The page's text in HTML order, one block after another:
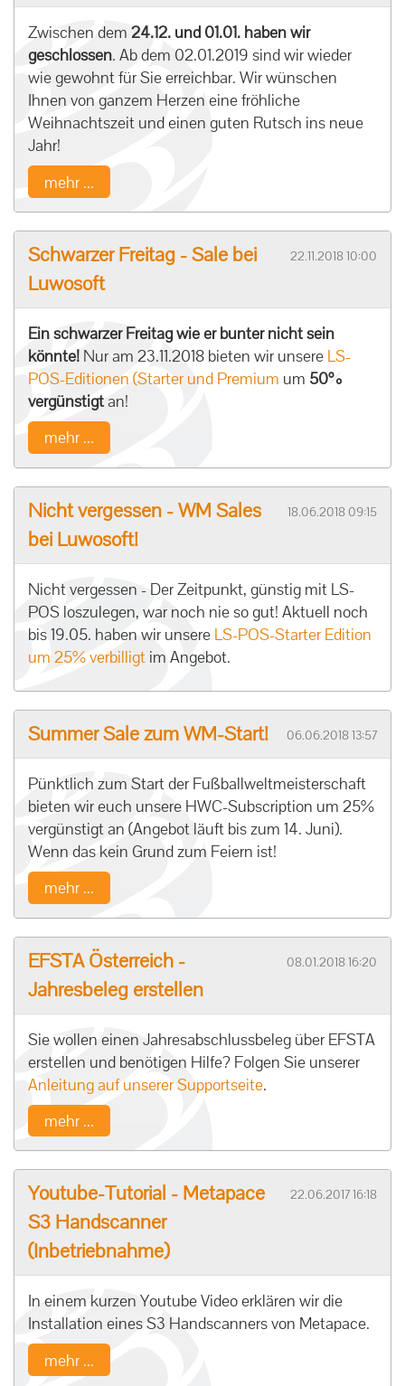
Zwischen dem 24.12. und 01.01. haben wir
geschlossen. Ab dem 02.01.2019 sind wir wieder
wie gewohnt für Sie erreichbar. Wir wünschen
Ihnen von ganzem Herzen eine fröhliche
Weihnachtszeit und einen guten Rutsch ins neue
Jahr!
mehr ...
Schwarzer Freitag - Sale bei
Luwosoft
22.11.2018 10:00
Ein schwarzer Freitag wie er bunter nicht sein
könnte! Nur am 23.11.2018 bieten wir unsere LS-
POS-Editionen (Starter und Premium um 50%
vergünstigtan!
mehr ...
Nicht vergessen - WM Sales
bei Luwosoft!
18.06.2018 09:15
Nicht vergessen - Der Zeitpunkt, günstig mit LS-
POS loszulegen, war noch nie so gut! Aktuell noch
bis 19.05. haben wir unsere LS-POS-Starter Edition
um 25% verbilligt im Angebot.
Summer Sale zum WM-Start! 06.06.2018 13:57
Pünktlich zum Start der Fußballweltmeisterschaft
bieten wir euch unsere HWC-Subscription um 25%
vergünstigt an (Angebot läuft bis zum 14. Juni).
Wenn das kein Grund zum Feiern ist!
mehr ...
EFSTA Österreich -
Jahresbeleg erstellen
08.01.2018 16:20
Sie wollen einen Jahresabschlussbeleg über EFSTA
erstellen und benötigen Hilfe? Folgen Sie unserer
Anleitung auf unserer Supportseite.
mehr ...
Youtube-Tutorial - Metapace
S3 Handscanner
(Inbetriebnahme)
22.06.2017 16:18
In einem kurzen Youtube Video erklären wir die
Installation eines S3 Handscanners von Metapace.
mehr ...